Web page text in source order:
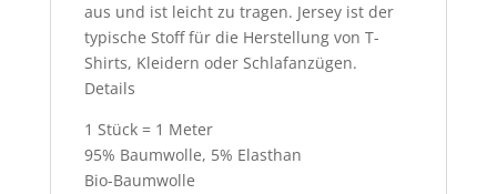
aus und ist leicht zu tragen. Jersey ist der
typische Stoff für die Herstellung von T-
Shirts, Kleidern oder Schlafanzügen.
Details
1 Stück = 1 Meter
95% Baumwolle, 5% Elasthan
Bio-Baumwolle